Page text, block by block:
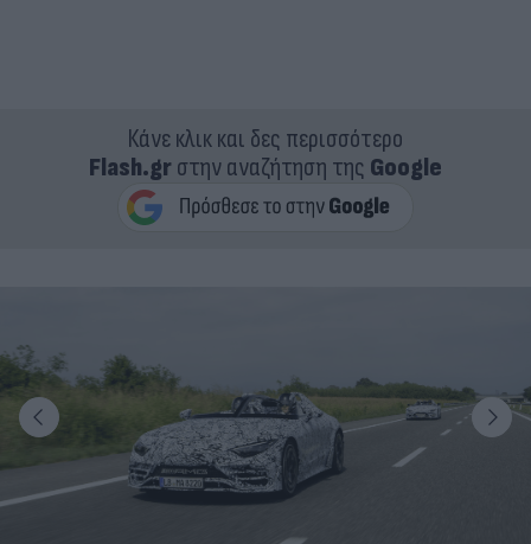
Κάνε κλικ και δες περισσότερο
Flash.grστην αναζήτηση της Google